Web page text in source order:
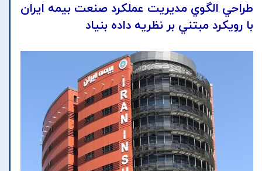
طراحي الگوي مديريت عملکرد صنعت بيمه ايران
با رويکرد مبتني بر نظريه داده بنياد